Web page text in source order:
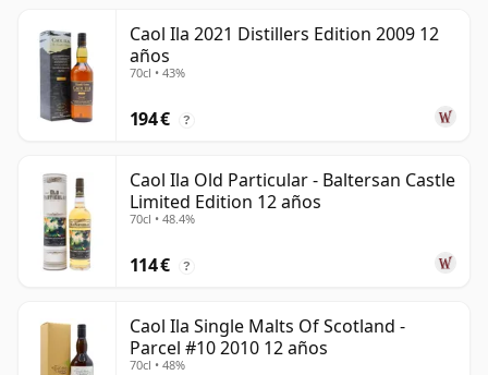
Caol Ila 2021 Distillers Edition 2009 12
años
70cl • 43%
194 € ?
Caol Ila Old Particular - Baltersan Castle
Limited Edition 12 años
70cl • 48.4%
114 € ?
Caol Ila Single Malts Of Scotland -
Parcel #10 2010 12 años
70cl • 48%